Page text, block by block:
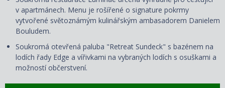
v apartmánech. Menu je rošířené o signature pokrmy
vytvořené světoznámým kulinářským ambasadorem Danielem
Bouludem.
Soukromá otevřená paluba "Retreat Sundeck" s bazénem na
lodích řady Edge a vířivkami na vybraných lodích s osuškami a
možností občerstvení.